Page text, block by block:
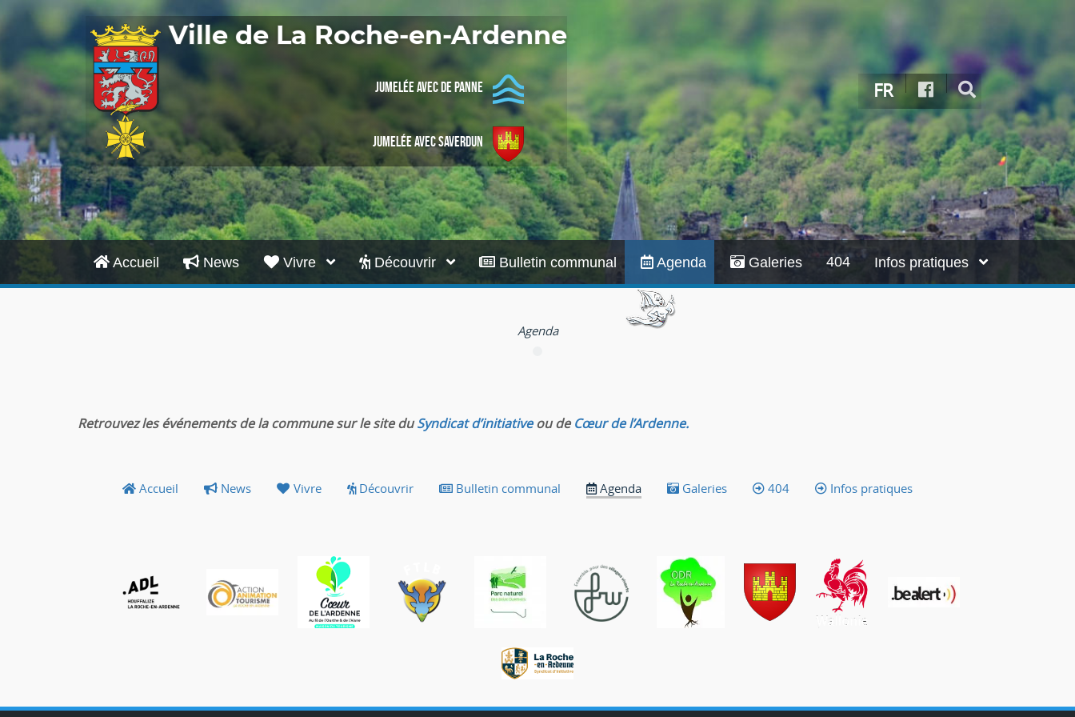
Ville de La Roche-en-Ardenne
Jumelée avec De Panne
Jumelée avec Saverdun
FR
Accueil News Vivre Découvrir Bulletin communal Agenda Galeries 404 Infos pratiques
Agenda
Retrouvez les événements de la commune sur le site duSyndicat d’initiativeou deCœur de l’Ardenne.
Accueil News Vivre Découvrir Bulletin communal Agenda Galeries 404 Infos pratiques